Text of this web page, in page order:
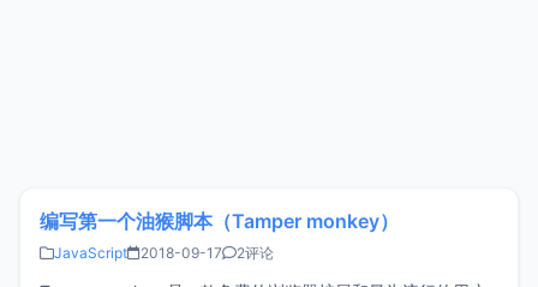
编写第一个油猴脚本（Tamper monkey）
JavaScript 2018-09-17 2评论